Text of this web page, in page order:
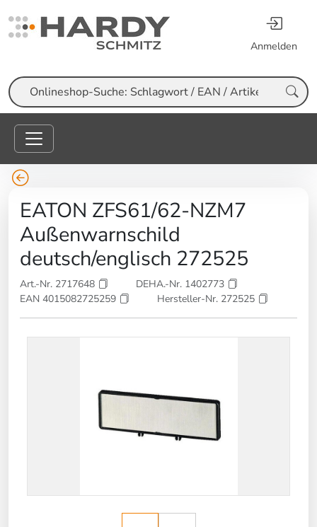
Anmelden
Suche
EATON ZFS61/62-NZM7
Außenwarnschild
deutsch/englisch 272525
Art.-Nr. 2717648
DEHA.-Nr. 1402773
EAN 4015082725259
Hersteller-Nr. 272525